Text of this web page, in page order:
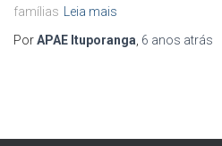
famílias
Leia mais
PorAPAE Ituporanga 6 anos atrás